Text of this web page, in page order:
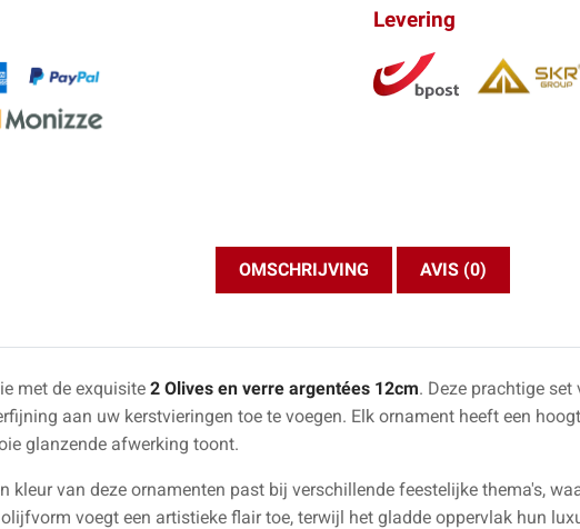
Levering
OMSCHRIJVING AVIS (0)
met de exquisite 2 Olives en verre argentées 12cm. Deze prachtige
aan uw kerstvieringen toe te voegen. Elk ornament heeft een
glanzende afwerking toont.
kleur van deze ornamenten past bij verschillende feestelijke thema's,
voegt een artistieke flair toe, terwijl het gladde oppervlak hun